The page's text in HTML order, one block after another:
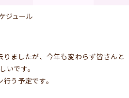
ジュール
ましたが、今年も変わらず皆さんと
いです。
う予定です。